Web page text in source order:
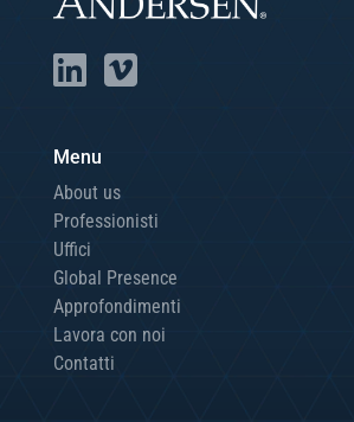
Menu
About us
Professionisti
Uffici
Global Presence
Approfondimenti
Lavora con noi
Contatti